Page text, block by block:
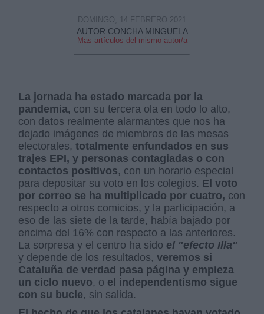
AUTOR CONCHA MINGUELA
Mas artículos del mismo autor/a
DOMINGO, 14 FEBRERO 2021
La jornada ha estado marcada por la
pandemia, con su tercera ola en todo lo alto,
con datos realmente alarmantes que nos ha
dejado imágenes de miembros de las mesas
electorales,totalmente enfundados en sus
trajes EPI, y personas contagiadas o con
contactos positivos, con un horario especial
para depositar su voto en los colegios. El voto
por correo se ha multiplicado por cuatro, con
respecto a otros comicios, y la participación, a
eso de las siete de la tarde, había bajado por
encima del 16% con respecto a las anteriores.
La sorpresa y el centro ha sido el "efecto Illa"
y depende de los resultados,veremos si
Cataluña de verdad pasa página y empieza
un ciclo nuevo, o el independentismo sigue
con su bucle, sin salida.